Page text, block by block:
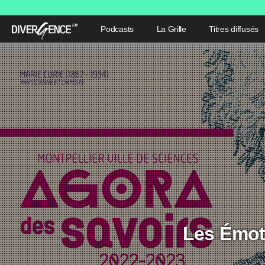
Podcasts La Grille Titres diffusés
Les